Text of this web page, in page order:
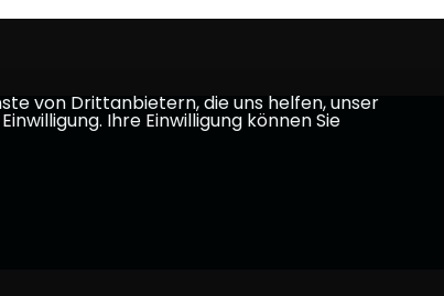
von Drittanbietern, die uns helfen, unser
Ihre Einwilligung können Sie